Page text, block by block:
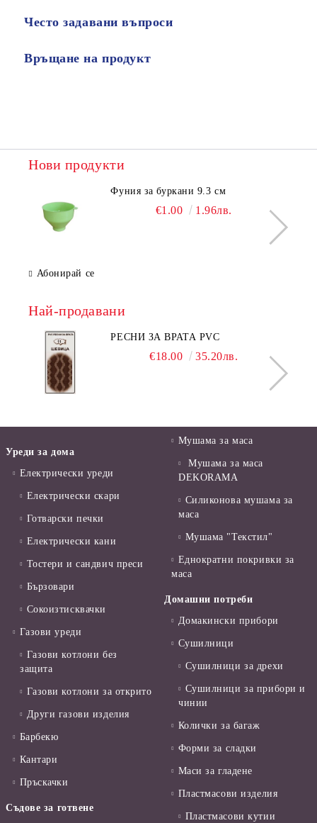
Често задавани въпроси
Връщане на продукт
Нови продукти
Фуния за буркани 9.3 см
€1.00 1.96лв.
Абонирай се
Най-продавани
РЕСНИ ЗА ВРАТА PVC
€18.00 35.20лв.
Уреди за дома
Електрически уреди
Електрически скари
Готварски печки
Електрически кани
Тостери и сандвич преси
Бързовари
Сокоизтисквачки
Газови уреди
Газови котлони без
защита
Газови котлони за открито
Други газови изделия
Барбекю
Кантари
Пръскачки
Съдове за готвене
Мушама за маса
Мушама за маса
DEKORAMA
Силиконова мушама за
маса
Мушама "Текстил"
Еднократни покривки за
маса
Домашни потреби
Домакински прибори
Сушилници
Сушилници за дрехи
Сушилници за прибори и
чинии
Колички за багаж
Форми за сладки
Маси за гладене
Пластмасови изделия
Пластмасови кутии